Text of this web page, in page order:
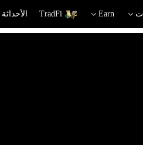
Earn
TradFi الأحداثة